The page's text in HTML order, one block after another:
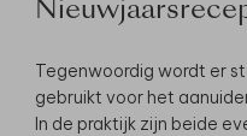
Tegenwoordig wordt er
gebruikt voor het
In de praktijk zijn beide